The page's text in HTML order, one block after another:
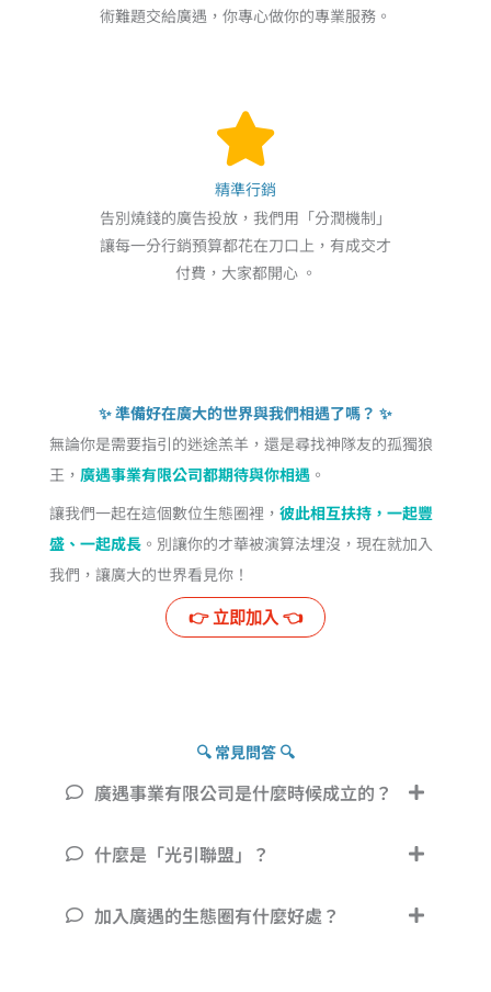
術難題交給廣遇，你專心做你的專業服務。
精準行銷
告別燒錢的廣告投放，我們用「分潤機制」
讓每一分行銷預算都花在刀口上，有成交才
付費，大家都開心 。
✨ 準備好在廣大的世界與我們相遇了嗎？ ✨
無論你是需要指引的迷途羔羊，還是尋找神隊友的孤獨狼
王， 廣遇事業有限公司都期待與你相遇。
讓我們一起在這個數位生態圈裡， 彼此相互扶持，一起豐
盛、一起成長。別讓你的才華被演算法埋沒，現在就加入
我們，讓廣大的世界看見你！
👉️ 立即加入 👈️
🔍 常見問答 🔍
廣遇事業有限公司是什麼時候成立的？
什麼是「光引聯盟」？
加入廣遇的生態圈有什麼好處？